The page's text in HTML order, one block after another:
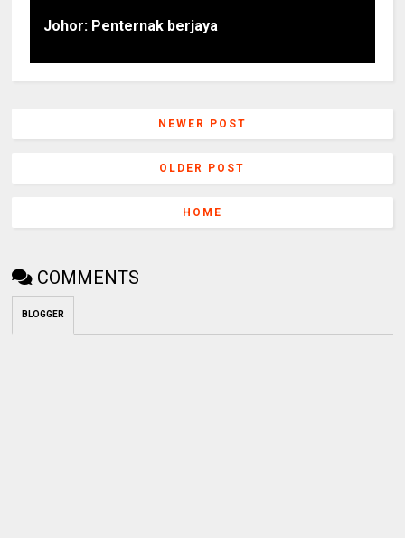
Johor: Penternak berjaya
NEWER POST
OLDER POST
HOME
COMMENTS
BLOGGER